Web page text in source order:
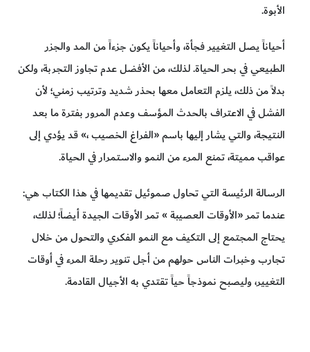
الأبوة.
أحياناً يصل التغيير فجأة، وأحياناً يكون جزءاً من المد والجزر
الطبيعي في بحر الحياة. لذلك، من الأفضل عدم تجاوز التجربة، ولكن
بدلاً من ذلك، يلزم التعامل معها بحذر شديد وترتيب زمني؛ لأن
الفشل في الاعتراف بالحدث المؤسف وعدم المرور بفترة ما بعد
النتيجة، والتي يشار إليها باسم «الفراغ الخصيب ،» قد يؤدي إلى
عواقب مميتة، تمنع المرء من النمو والاستمرار في الحياة.
الرسالة الرئيسة التي تحاول صموئيل تقديمها في هذا الكتاب هي:
عندما تمر «الأوقات العصيبة » تمر الأوقات الجيدة أيضاً؛ لذلك،
يحتاج المجتمع إلى التكيف مع النمو الفكري والتحول من خلال
تجارب وخبرات الناس حولهم من أجل تنوير رحلة المرء في أوقات
التغيير، وليصبح نموذجاً حياً تقتدي به الأجيال القادمة.